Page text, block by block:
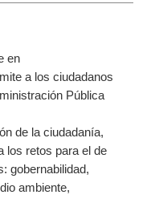
a los ciudadanos
Pública
de la ciudadanía,
los retos para el de
gobernabilidad,
ambiente,